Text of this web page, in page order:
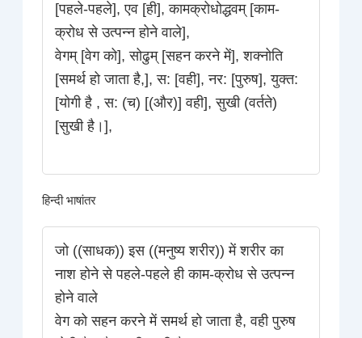
[पहले-पहले], एव [ही], कामक्रोधोद्धवम् [काम-
क्रोध से उत्पन्न होने वाले],
वेगम् [वेग को], सोढुम् [सहन करने में], शक्नोति
[समर्थ हो जाता है,], स: [वही], नर: [पुरुष], युक्त:
[योगी है , स: (च) [(और)] वही], सुखी (वर्तते)
[सुखी है।],
हिन्दी भाषांतर
जो ((साधक)) इस ((मनुष्य शरीर)) में शरीर का
नाश होने से पहले-पहले ही काम-क्रोध से उत्पन्न
होने वाले
वेग को सहन करने में समर्थ हो जाता है, वही पुरुष